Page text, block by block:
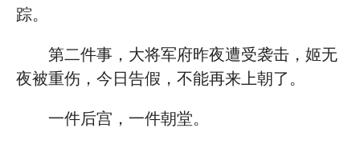
踪。
第二件事，大将军府昨夜遭受袭击，姬无
夜被重伤，今日告假，不能再来上朝了。
一件后宫，一件朝堂。